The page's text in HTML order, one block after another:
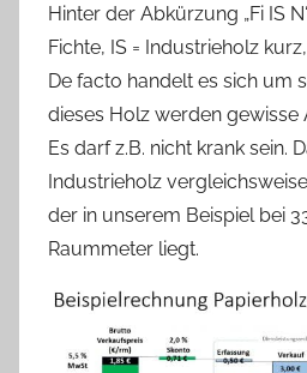
Hinter der Abkürzung „Fi IS
Fichte, IS = Industrieholz
De facto handelt es sich um
dieses Holz werden gewisse
Es darf z.B. nicht krank sein.
Industrieholz
der in unserem Beispiel bei
Raummeter liegt.